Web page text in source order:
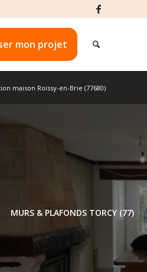
mon projet
maison Roissy-en-Brie (77680)
SOUS-SOL
LA-FERRIÈRE MURS &